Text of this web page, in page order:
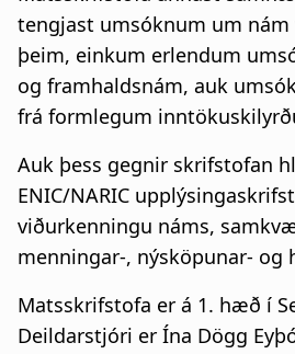
tengjast umsóknum um
þeim, einkum erlendum
og framhaldsnám, auk
frá formlegum
Auk þess gegnir skrifstofan
ENIC/NARIC
viðurkenningu náms,
menningar-, nýsköpunar- og
Matsskrifstofa er á 1. hæð í
Deildarstjóri er Ína Dögg